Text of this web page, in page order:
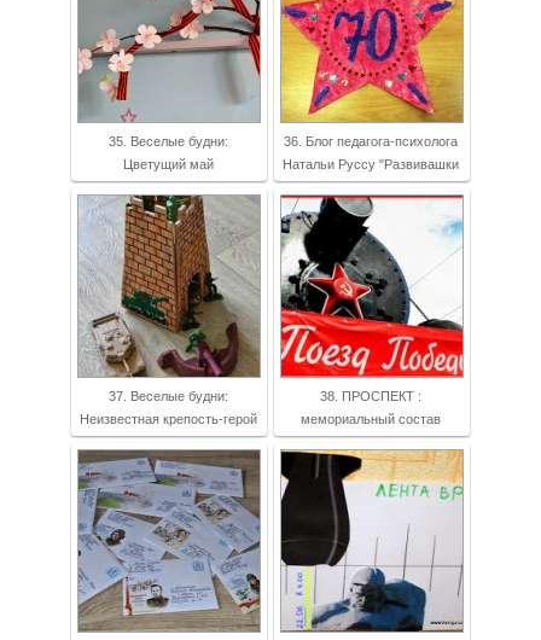
35. Веселые будни:
Цветущий май
36. Блог педагога-психолога
Натальи Руссу "Развивашки
37. Веселые будни:
Неизвестная крепость-герой
38. ПРОСПЕКТ :
мемориальный состав